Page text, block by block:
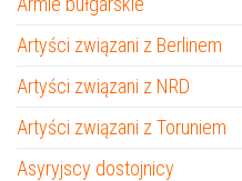
Artyści związani z Berlinem
Artyści związani z NRD
Artyści związani z Toruniem
Asyryjscy dostojnicy